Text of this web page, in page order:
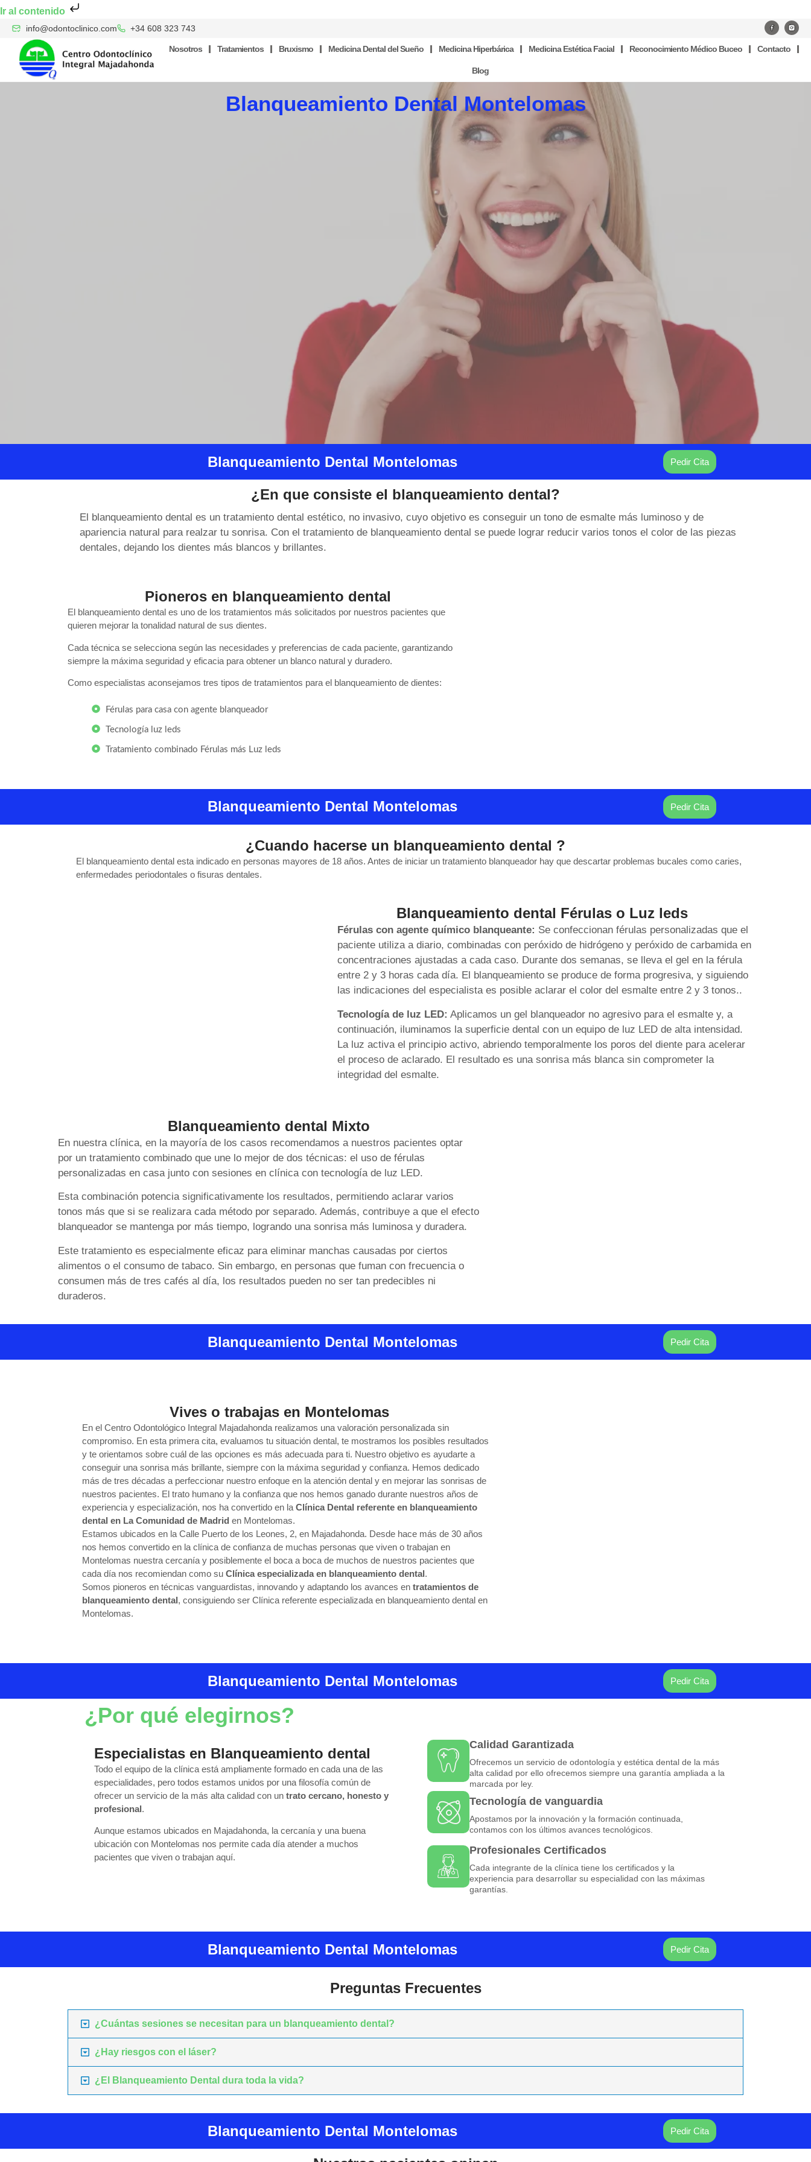
Ir al contenido
info@odontoclinico.com +34 608 323 743
Nosotros Tratamientos Bruxismo Medicina Dental del Sueño Medicina Hiperbárica Medicina Estética Facial Reconocimiento Médico Buceo Contacto
Blog
Blanqueamiento Dental Montelomas
Blanqueamiento Dental Montelomas Pedir Cita
¿En que consiste el blanqueamiento dental?
El blanqueamiento dental es un tratamiento dental estético, no invasivo, cuyo objetivo es conseguir un tono de esmalte más luminoso y de
apariencia natural para realzar tu sonrisa. Con el tratamiento de blanqueamiento dental se puede lograr reducir varios tonos el color de las piezas
dentales, dejando los dientes más blancos y brillantes.
Pioneros en blanqueamiento dental
El blanqueamiento dental es uno de los tratamientos más solicitados por nuestros pacientes que
quieren mejorar la tonalidad natural de sus dientes.
Cada técnica se selecciona según las necesidades y preferencias de cada paciente, garantizando
siempre la máxima seguridad y eficacia para obtener un blanco natural y duradero.
Como especialistas aconsejamos tres tipos de tratamientos para el blanqueamiento de dientes:
Férulas para casa con agente blanqueador
Tecnología luz leds
Tratamiento combinado Férulas más Luz leds
Blanqueamiento Dental Montelomas Pedir Cita
¿Cuando hacerse un blanqueamiento dental ?
El blanqueamiento dental esta indicado en personas mayores de 18 años. Antes de iniciar un tratamiento blanqueador hay que descartar problemas bucales como caries,
enfermedades periodontales o fisuras dentales.
Blanqueamiento dental Férulas o Luz leds
Férulas con agente químico blanqueante: Se confeccionan férulas personalizadas que el
paciente utiliza a diario, combinadas con peróxido de hidrógeno y peróxido de carbamida en
concentraciones ajustadas a cada caso. Durante dos semanas, se lleva el gel en la férula
entre 2 y 3 horas cada día. El blanqueamiento se produce de forma progresiva, y siguiendo
las indicaciones del especialista es posible aclarar el color del esmalte entre 2 y 3 tonos..
Tecnología de luz LED: Aplicamos un gel blanqueador no agresivo para el esmalte y, a
continuación, iluminamos la superficie dental con un equipo de luz LED de alta intensidad.
La luz activa el principio activo, abriendo temporalmente los poros del diente para acelerar
el proceso de aclarado. El resultado es una sonrisa más blanca sin comprometer la
integridad del esmalte.
Blanqueamiento dental Mixto
En nuestra clínica, en la mayoría de los casos recomendamos a nuestros pacientes optar
por un tratamiento combinado que une lo mejor de dos técnicas: el uso de férulas
personalizadas en casa junto con sesiones en clínica con tecnología de luz LED.
Esta combinación potencia significativamente los resultados, permitiendo aclarar varios
tonos más que si se realizara cada método por separado. Además, contribuye a que el efecto
blanqueador se mantenga por más tiempo, logrando una sonrisa más luminosa y duradera.
Este tratamiento es especialmente eficaz para eliminar manchas causadas por ciertos
alimentos o el consumo de tabaco. Sin embargo, en personas que fuman con frecuencia o
consumen más de tres cafés al día, los resultados pueden no ser tan predecibles ni
duraderos.
Blanqueamiento Dental Montelomas Pedir Cita
Vives o trabajas en Montelomas
En el Centro Odontológico Integral Majadahonda realizamos una valoración personalizada sin
compromiso. En esta primera cita, evaluamos tu situación dental, te mostramos los posibles resultados
y te orientamos sobre cuál de las opciones es más adecuada para ti. Nuestro objetivo es ayudarte a
conseguir una sonrisa más brillante, siempre con la máxima seguridad y confianza. Hemos dedicado
más de tres décadas a perfeccionar nuestro enfoque en la atención dental y en mejorar las sonrisas de
nuestros pacientes. El trato humano y la confianza que nos hemos ganado durante nuestros años de
experiencia y especialización, nos ha convertido en laClínica Dental referente en blanqueamiento
dental en La Comunidad de Madrid en Montelomas.
Estamos ubicados en la Calle Puerto de los Leones, 2, en Majadahonda. Desde hace más de 30 años
nos hemos convertido en la clínica de confianza de muchas personas que viven o trabajan en
Montelomas nuestra cercanía y posiblemente el boca a boca de muchos de nuestros pacientes que
cada día nos recomiendan como suClínica especializada en blanqueamiento dental.
Somos pioneros en técnicas vanguardistas, innovando y adaptando los avances entratamientos de
blanqueamiento dental, consiguiendo ser Clínica referente especializada en blanqueamiento dental en
Montelomas.
Blanqueamiento Dental Montelomas Pedir Cita
¿Por qué elegirnos?
Especialistas en Blanqueamiento dental
Todo el equipo de la clínica está ampliamente formado en cada una de las
especialidades, pero todos estamos unidos por una filosofía común de
ofrecer un servicio de la más alta calidad con un trato cercano, honesto y
profesional.
Aunque estamos ubicados en Majadahonda, la cercanía y una buena
ubicación con Montelomas nos permite cada día atender a muchos
pacientes que viven o trabajan aquí.
Calidad Garantizada
Ofrecemos un servicio de odontología y estética dental de la más
alta calidad por ello ofrecemos siempre una garantía ampliada a la
marcada por ley.
Tecnología de vanguardia
Apostamos por la innovación y la formación continuada,
contamos con los últimos avances tecnológicos.
Profesionales Certificados
Cada integrante de la clínica tiene los certificados y la
experiencia para desarrollar su especialidad con las máximas
garantías.
Blanqueamiento Dental Montelomas Pedir Cita
Preguntas Frecuentes
¿Cuántas sesiones se necesitan para un blanqueamiento dental?
¿Hay riesgos con el láser?
¿El Blanqueamiento Dental dura toda la vida?
Blanqueamiento Dental Montelomas Pedir Cita